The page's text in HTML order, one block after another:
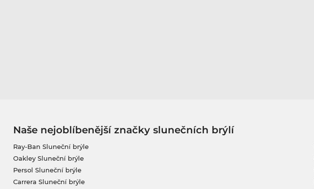
Naše nejoblíbenější značky slunečních brýlí
Ray-Ban Sluneční brýle
Oakley Sluneční brýle
Persol Sluneční brýle
Carrera Sluneční brýle